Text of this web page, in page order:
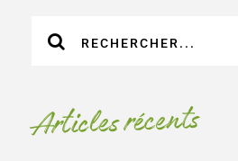
sur
Articles récents